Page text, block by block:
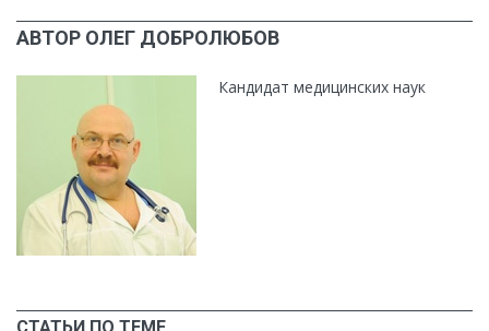
АВТОР ОЛЕГ ДОБРОЛЮБОВ
Кандидат медицинских наук
СТАТЬИ ПО ТЕМЕ